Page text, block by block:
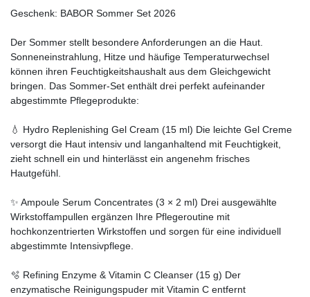
Geschenk: BABOR Sommer Set 2026
Der Sommer stellt besondere Anforderungen an die Haut.
Sonneneinstrahlung, Hitze und häufige Temperaturwechsel
können ihren Feuchtigkeitshaushalt aus dem Gleichgewicht
bringen. Das Sommer-Set enthält drei perfekt aufeinander
abgestimmte Pflegeprodukte:
💧 Hydro Replenishing Gel Cream (15 ml) Die leichte Gel Creme
versorgt die Haut intensiv und langanhaltend mit Feuchtigkeit,
zieht schnell ein und hinterlässt ein angenehm frisches
Hautgefühl.
✨ Ampoule Serum Concentrates (3 × 2 ml) Drei ausgewählte
Wirkstoffampullen ergänzen Ihre Pflegeroutine mit
hochkonzentrierten Wirkstoffen und sorgen für eine individuell
abgestimmte Intensivpflege.
🫧 Refining Enzyme & Vitamin C Cleanser (15 g) Der
enzymatische Reinigungspuder mit Vitamin C entfernt